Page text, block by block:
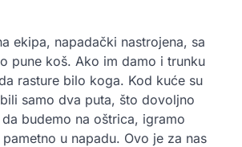
ekipa, napadački nastrojena, sa
pune koš. Ako im damo i trunku
rasture bilo koga. Kod kuće su
samo dva puta, što dovoljno
budemo na oštrica, igramo
u napadu. Ovo je za nas